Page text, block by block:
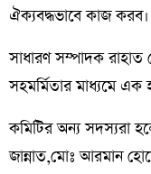
ঐক্যবদ্ধভাবে কাজ করব।
সাধারণ সম্পাদক
সহমর্মিতার মাধ্যমে
কমিটির অন্য সদস্যরা
জান্নাত,মোঃ আরমান